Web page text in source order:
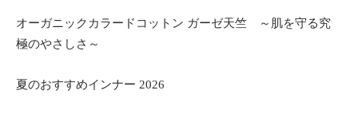
オーガニックカラードコットン ガーゼ天竺 ～肌を守る究
極のやさしさ～
夏のおすすめインナー 2026